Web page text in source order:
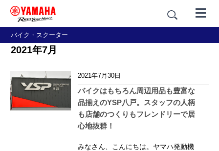
バイク・スクーター
2021年7月
2021年7月30日
バイクはもちろん周辺用品も豊富な
品揃えのYSP八戸。スタッフの人柄
も店舗のつくりもフレンドリーで居
心地抜群！
みなさん、こんにちは。ヤマハ発動機